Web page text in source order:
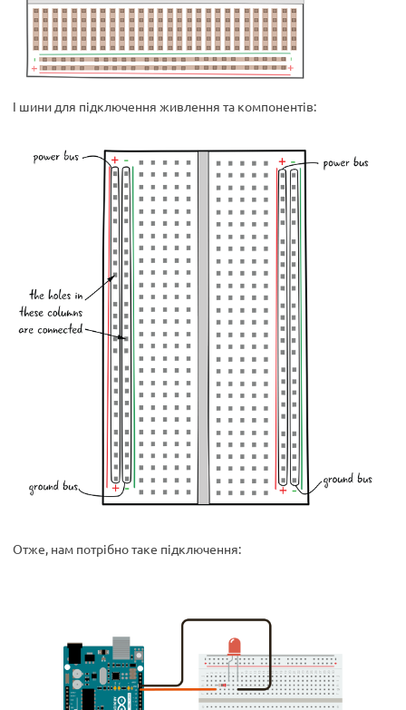
І шини для підключення живлення та компонентів:
Отже, нам потрібно таке підключення: